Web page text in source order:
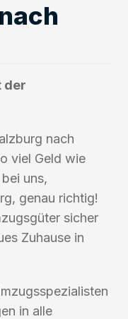
der
nach
viel Geld wie
uns,
genau richtig!
sicher
Zuhause in
in alle